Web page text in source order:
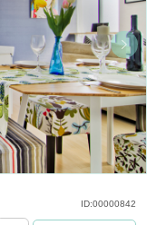
ID:00000842